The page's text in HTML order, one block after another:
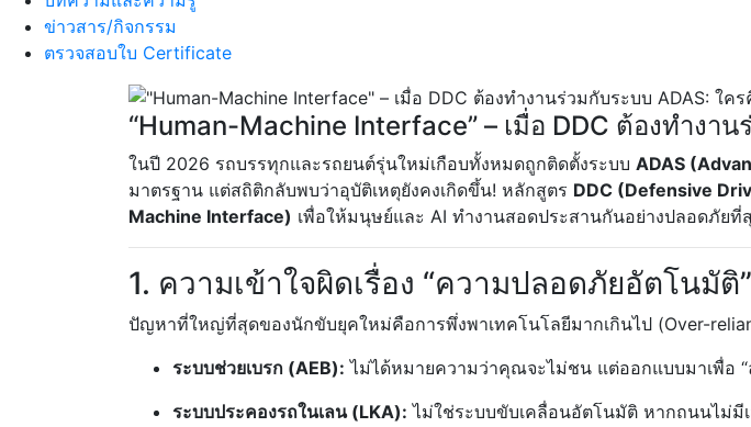
ข่าวสาร/กิจกรรม
ตรวจสอบใบ Certificate
“Human-Machine Interface” – เมื่อ DDC ต้องทำงา
ในปี 2026 รถบรรทุกและรถยนต์รุ่นใหม่เกือบทั้งหมดถูกติดตั้งระบบ ADAS
มาตรฐาน แต่สถิติกลับพบว่าอุบัติเหตุยังคงเกิดขึ้น! หลักสูตร DDC (Defensive
Machine Interface) เพื่อให้มนุษย์และ AI ทำงานสอดประสานกันอย่างปลอดภัยที่
1. ความเข้าใจผิดเรื่อง “ความปลอดภัยอัตโนมัติ”
ปัญหาที่ใหญ่ที่สุดของนักขับยุคใหม่คือการพึ่งพาเทคโนโลยีมากเกินไป (Over-
ระบบช่วยเบรก (AEB): ไม่ได้หมายความว่าคุณจะไม่ชน แต่ออกแบบมาเพื่อ “
ระบบประคองรถในเลน (LKA): ไม่ใช่ระบบขับเคลื่อนอัตโนมัติ หากถนนไม่มี